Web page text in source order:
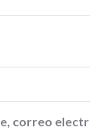
correo